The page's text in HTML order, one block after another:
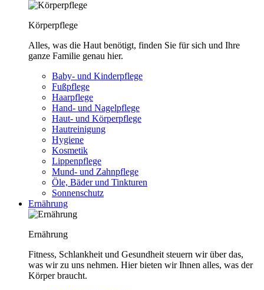
Körperpflege
Alles, was die Haut benötigt, finden Sie für sich und Ihre
ganze Familie genau hier.
Baby- und Kinderpflege
Fußpflege
Haarpflege
Hand- und Nagelpflege
Haut- und Körperpflege
Hautreinigung
Hygiene
Kosmetik
Lippenpflege
Mund- und Zahnpflege
Öle, Bäder und Tinkturen
Sonnenschutz
Ernährung
Ernährung
Fitness, Schlankheit und Gesundheit steuern wir über das,
was wir zu uns nehmen. Hier bieten wir Ihnen alles, was der
Körper braucht.